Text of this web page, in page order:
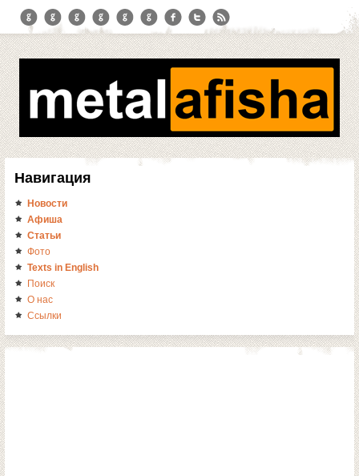
Навигация
Новости
Афиша
Статьи
Фото
Texts in English
Поиск
О нас
Ссылки